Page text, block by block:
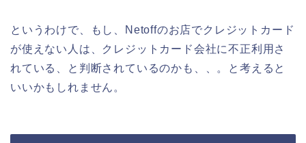
というわけで、もし、Netoffのお店でクレジットカード
が使えない人は、クレジットカード会社に不正利用さ
れている、と判断されているのかも、、。と考えると
いいかもしれません。